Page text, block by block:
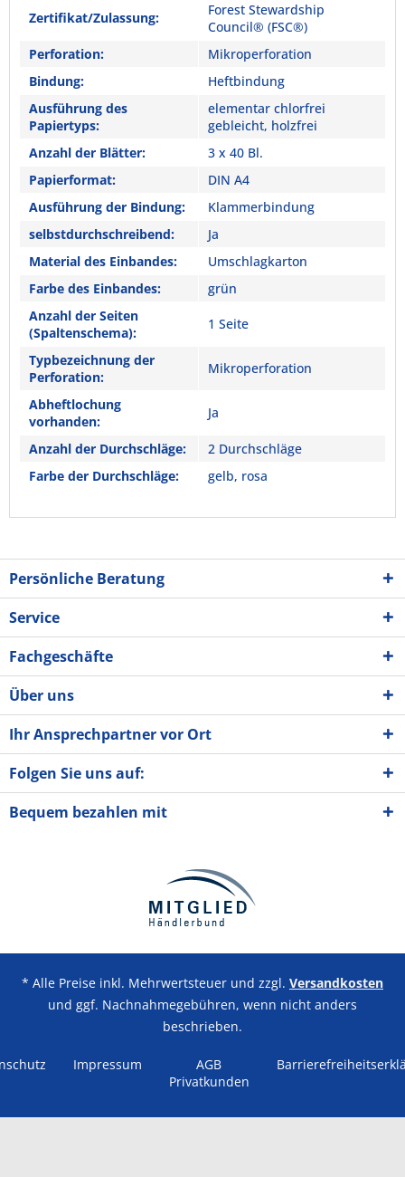
Zertifikat/Zulassung:
Forest Stewardship
Council® (FSC®)
Perforation:
Mikroperforation
Bindung:
Heftbindung
Ausführung des
Papiertyps:
elementar chlorfrei
gebleicht, holzfrei
Anzahl der Blätter:
3 x 40 Bl.
Papierformat:
DIN A4
Ausführung der Bindung:
Klammerbindung
selbstdurchschreibend:
Ja
Material des Einbandes:
Umschlagkarton
Farbe des Einbandes:
grün
Anzahl der Seiten
(Spaltenschema):
1 Seite
Typbezeichnung der
Perforation:
Mikroperforation
Abheftlochung
vorhanden:
Ja
Anzahl der Durchschläge:
2 Durchschläge
Farbe der Durchschläge:
gelb, rosa
Persönliche Beratung
Service
Fachgeschäfte
Über uns
Ihr Ansprechpartner vor Ort
Folgen Sie uns auf:
Bequem bezahlen mit
* Alle Preise inkl. Mehrwertsteuer und zzgl. Versandkosten
und ggf. Nachnahmegebühren, wenn nicht anders
beschrieben.
Impressum
AGB
Privatkunden